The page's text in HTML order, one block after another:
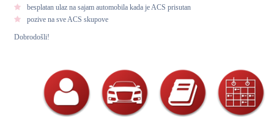
besplatan ulaz na sajam automobila kada je ACS prisutan
pozive na sve ACS skupove
Dobrodošli!